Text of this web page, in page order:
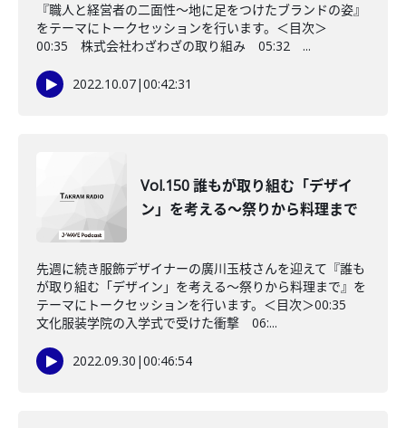
『職人と経営者の二面性～地に足をつけたブランドの姿』
をテーマにトークセッションを行います。＜目次＞
00:35 株式会社わざわざの取り組み 05:32 ...
2022.10.07|00:42:31
Vol.150 誰もが取り組む「デザイ
ン」を考える～祭りから料理まで
先週に続き服飾デザイナーの廣川玉枝さんを迎えて『誰も
が取り組む「デザイン」を考える～祭りから料理まで』を
テーマにトークセッションを行います。＜目次＞00:35
文化服装学院の入学式で受けた衝撃 06:...
2022.09.30 |00:46:54